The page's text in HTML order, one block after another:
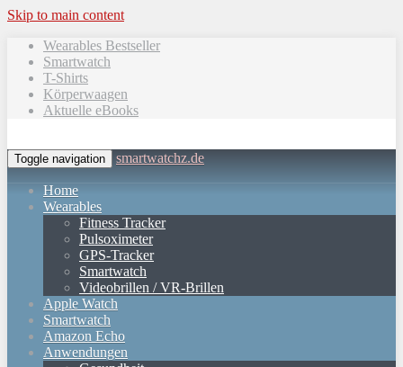
Skip to main content
Wearables Bestseller
Smartwatch
T-Shirts
Körperwaagen
Aktuelle eBooks
Toggle navigation smartwatchz.de
Home
Wearables
Fitness Tracker
Pulsoximeter
GPS-Tracker
Smartwatch
Videobrillen / VR-Brillen
Apple Watch
Smartwatch
Amazon Echo
Anwendungen